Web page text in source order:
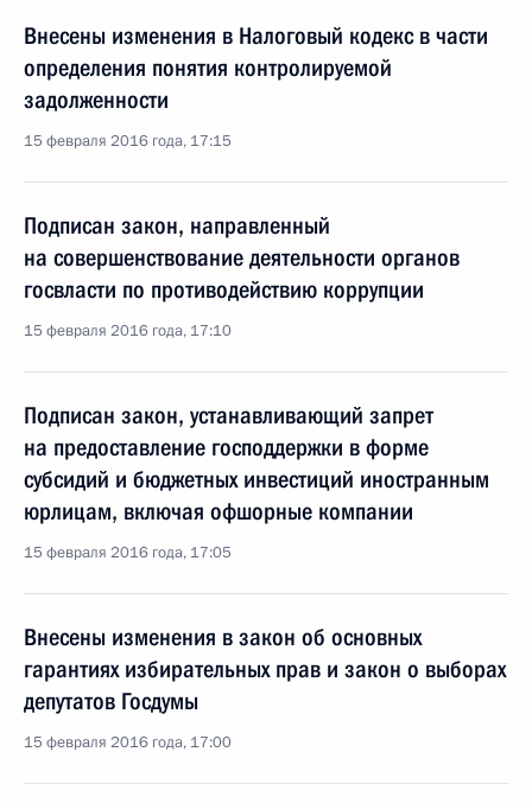
Внесены изменения в Налоговый кодекс в части
определения понятия контролируемой
задолженности
15 февраля 2016 года, 17:15
Подписан закон, направленный
на совершенствование деятельности органов
госвласти по противодействию коррупции
15 февраля 2016 года, 17:10
Подписан закон, устанавливающий запрет
на предоставление господдержки в форме
субсидий и бюджетных инвестиций иностранным
юрлицам, включая офшорные компании
15 февраля 2016 года, 17:05
Внесены изменения в закон об основных
гарантиях избирательных прав и закон о выборах
депутатов Госдумы
15 февраля 2016 года, 17:00